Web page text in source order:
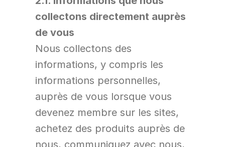
collectons directement auprès
de vous
Nous collectons des
informations, y compris les
informations personnelles,
auprès de vous lorsque vous
devenez membre sur les sites,
achetez des produits auprès de
nous, communiquez avec nous,